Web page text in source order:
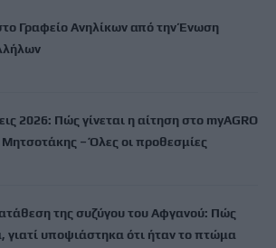
Γραφείο Ανηλίκων από την Ένωση
2026: Πώς γίνεται η αίτηση στο myAGRO
– Όλες οι προθεσμίες
της συζύγου του Αφγανού: Πώς
γιατί υποψιάστηκα ότι ήταν το πτώμα